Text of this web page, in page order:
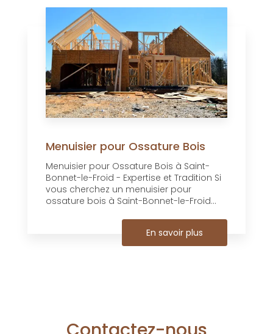
Menuisier pour Ossature Bois
Menuisier pour Ossature Bois à Saint-
Bonnet-le-Froid - Expertise et Tradition Si
vous cherchez un menuisier pour
ossature bois à Saint-Bonnet-le-Froid...
En savoir plus